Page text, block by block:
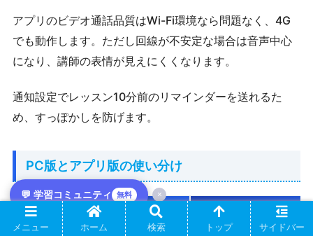
アプリのビデオ通話品質はWi-Fi環境なら問題なく、4G
でも動作します。ただし回線が不安定な場合は音声中心
になり、講師の表情が見えにくくなります。
通知設定でレッスン10分前のリマインダーを送れるた
め、すっぽかしを防げます。
PC版とアプリ版の使い分け
用途 PC版
💬 学習コミュニティ 無料 ×
メニュー ホーム 検索 トップ サイドバー